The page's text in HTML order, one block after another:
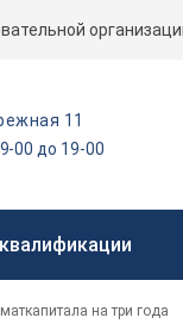
11
00 до 19-00
на три года